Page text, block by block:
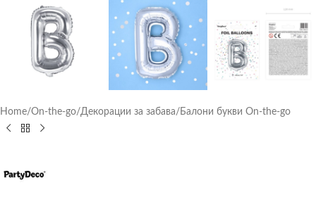
Home/On-the-go/Декорации за забава/ Балони букви On-the-go